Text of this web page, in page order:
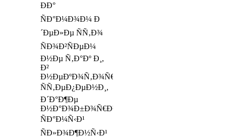
ÐÐ°
ÑÐ°Ð¼Ð¾Ð¼ Ð
´ÐµÐ»Ðµ ÑÑ‚Ð¾
ÑÐ¾Ð²ÑÐµÐ¼
Ð½Ðµ Ñ‚Ð°Ðº Ð¸,
Ð²
Ð½ÐµÐºÐ¾Ñ‚Ð¾Ñ€Ð¾Ð¹
ÑÑ‚ÐµÐ¿ÐµÐ½Ð¸,
Ð´Ð°Ð¶Ðµ
Ð½Ð°Ð¾Ð±Ð¾Ñ€Ð¾Ñ‚,
ÑÐ°Ð¼Ñ‹Ð¹
ÑÐ»Ð¾Ð¶Ð½Ñ‹Ð¹